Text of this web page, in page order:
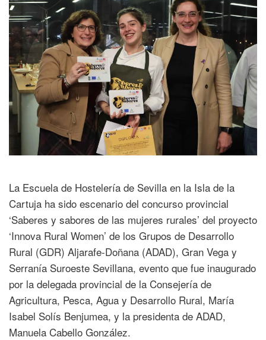
La Escuela de Hostelería de Sevilla en la Isla de la
Cartuja ha sido escenario del concurso provincial
‘Saberes y sabores de las mujeres rurales’ del proyecto
‘Innova Rural Women’ de los Grupos de Desarrollo
Rural (GDR) Aljarafe-Doñana (ADAD), Gran Vega y
Serranía Suroeste Sevillana, evento que fue inaugurado
por la delegada provincial de la Consejería de
Agricultura, Pesca, Agua y Desarrollo Rural, María
Isabel Solís Benjumea, y la presidenta de ADAD,
Manuela Cabello González.